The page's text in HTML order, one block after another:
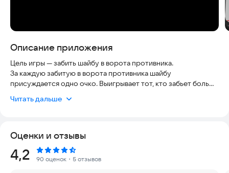
Описание приложения
Цель игры — забить шайбу в ворота противника.
За каждую забитую в ворота противника шайбу
присуждается одно очко. Выигрывает тот, кто забьет больше
Отбивать шайбу игрок может, когда она находится на его
Очень известная тактика «Неподвижный офицер» или
не отходить от ворот и прикрывать самую середину, а если
же шайба полетит к краю ворот, биту можно просто
Читать дальше
Оценки и отзывы
Рейтинг:
4,2 90 оценок ・5 отзывов